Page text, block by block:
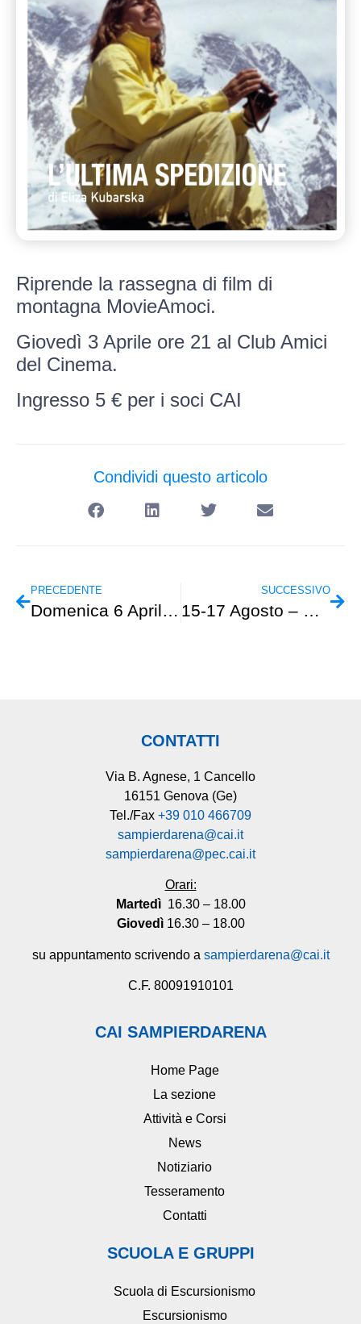
Riprende la rassegna di film di
montagna MovieAmoci.
Giovedì 3 Aprile ore 21 al Club Amici
del Cinema.
Ingresso 5 € per i soci CAI
Condividi questo articolo
PRECEDENTE
Domenica 6 Aprile – Family CAI – Sentiero Botanico di Bergeggi
SUCCESSIVO
15-17 Agosto – Escursionismo – Alta Ubaye
CONTATTI
Via B. Agnese, 1 Cancello
16151 Genova (Ge)
Tel./Fax +39 010 466709
sampierdarena@cai.it
sampierdarena@pec.cai.it
Orari:
Martedì 16.30 – 18.00
Giovedì16.30 – 18.00
su appuntamento scrivendo a sampierdarena@cai.it
C.F. 80091910101
CAI SAMPIERDARENA
Home Page
La sezione
Attività e Corsi
News
Notiziario
Tesseramento
Contatti
SCUOLA E GRUPPI
Scuola di Escursionismo
Escursionismo